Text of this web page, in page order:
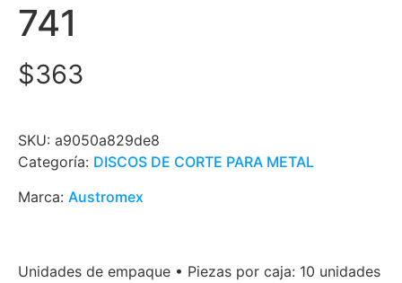
741
$363
SKU: a9050a829de8
Categoría: DISCOS DE CORTE PARA METAL
Marca: Austromex
Unidades de empaque • Piezas por caja: 10 unidades